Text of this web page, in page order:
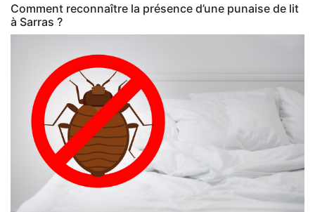
Comment reconnaître la présence d’une punaise de lit
à Sarras ?